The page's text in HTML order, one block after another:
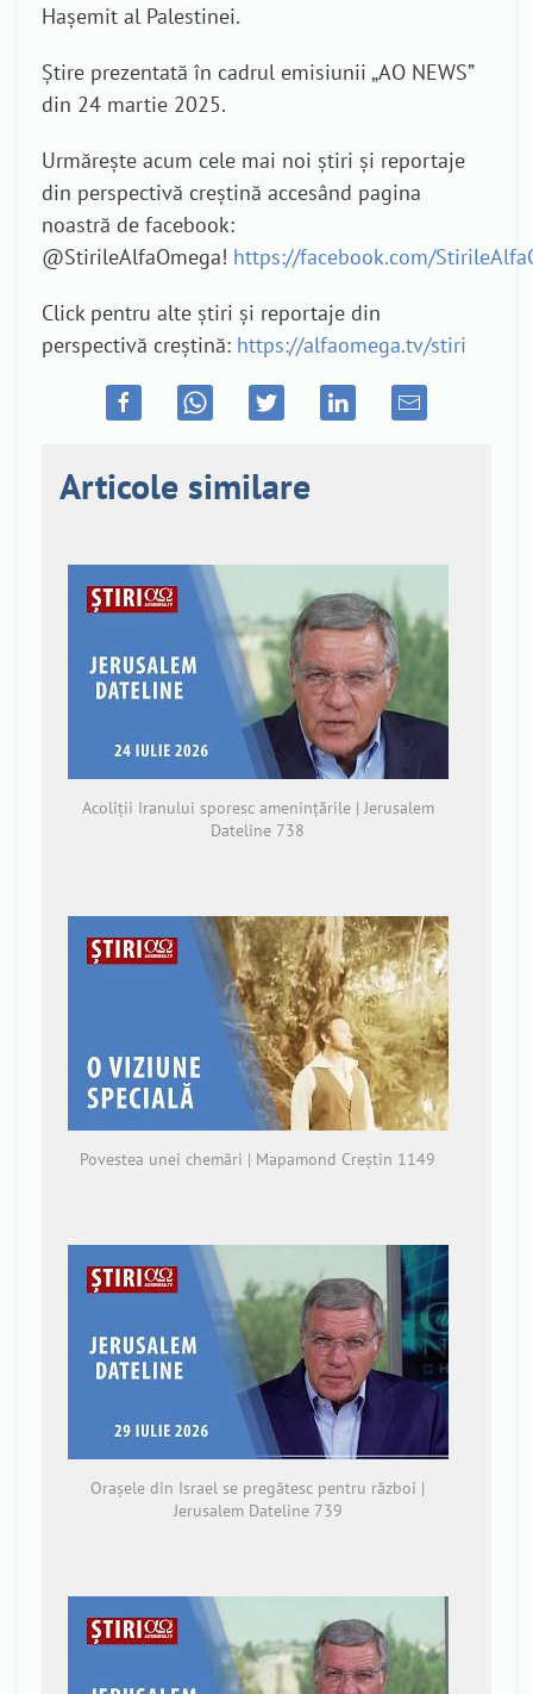
Hașemit al Palestinei.
Știre prezentată în cadrul emisiunii „AO NEWS”
din 24 martie 2025.
Urmărește acum cele mai noi știri și reportaje
din perspectivă creștină accesând pagina
noastră de facebook:
@StirileAlfaOmega! https://facebook.com/
Click pentru alte știri și reportaje din
perspectivă creștină: https://alfaomega.tv/stiri
Articole similare
Acoliții Iranului sporesc amenințările | Jerusalem
Dateline 738
Povestea unei chemări | Mapamond Creștin 1149
Orașele din Israel se pregătesc pentru război |
Jerusalem Dateline 739